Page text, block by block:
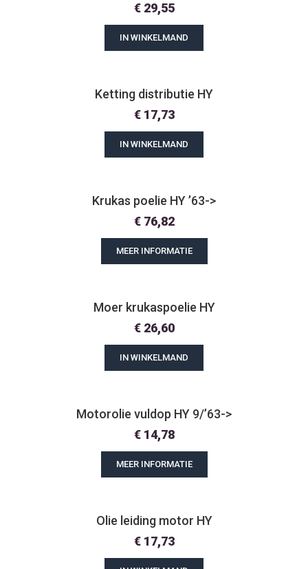
€29,55
IN WINKELMAND
Ketting distributie HY
€17,73
IN WINKELMAND
Krukas poelie HY ’63->
€76,82
MEER INFORMATIE
Moer krukaspoelie HY
€26,60
IN WINKELMAND
Motorolie vuldop HY 9/’63->
€14,78
MEER INFORMATIE
Olie leiding motor HY
€17,73